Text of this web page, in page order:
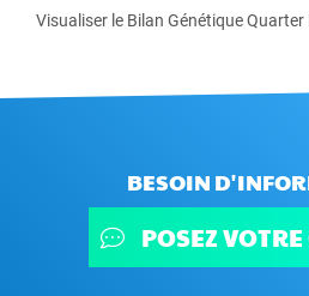
Visualiser le Bilan Génétique Quarter
BESOIN
POSEZ